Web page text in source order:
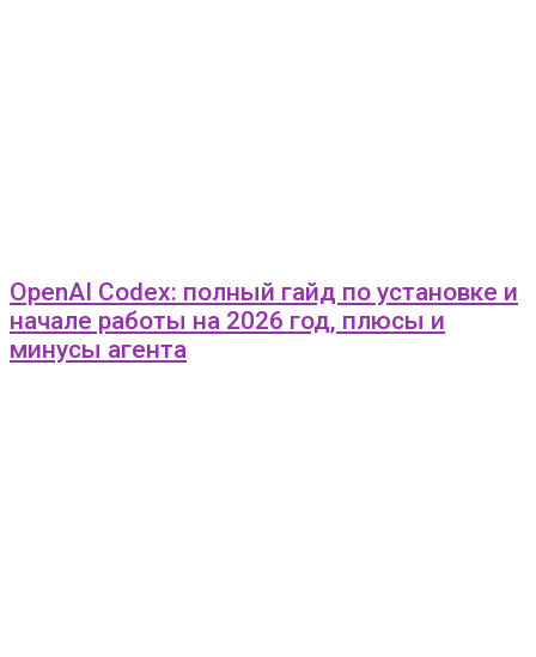
OpenAI Codex: полный гайд по установке и
начале работы на 2026 год, плюсы и
минусы агента